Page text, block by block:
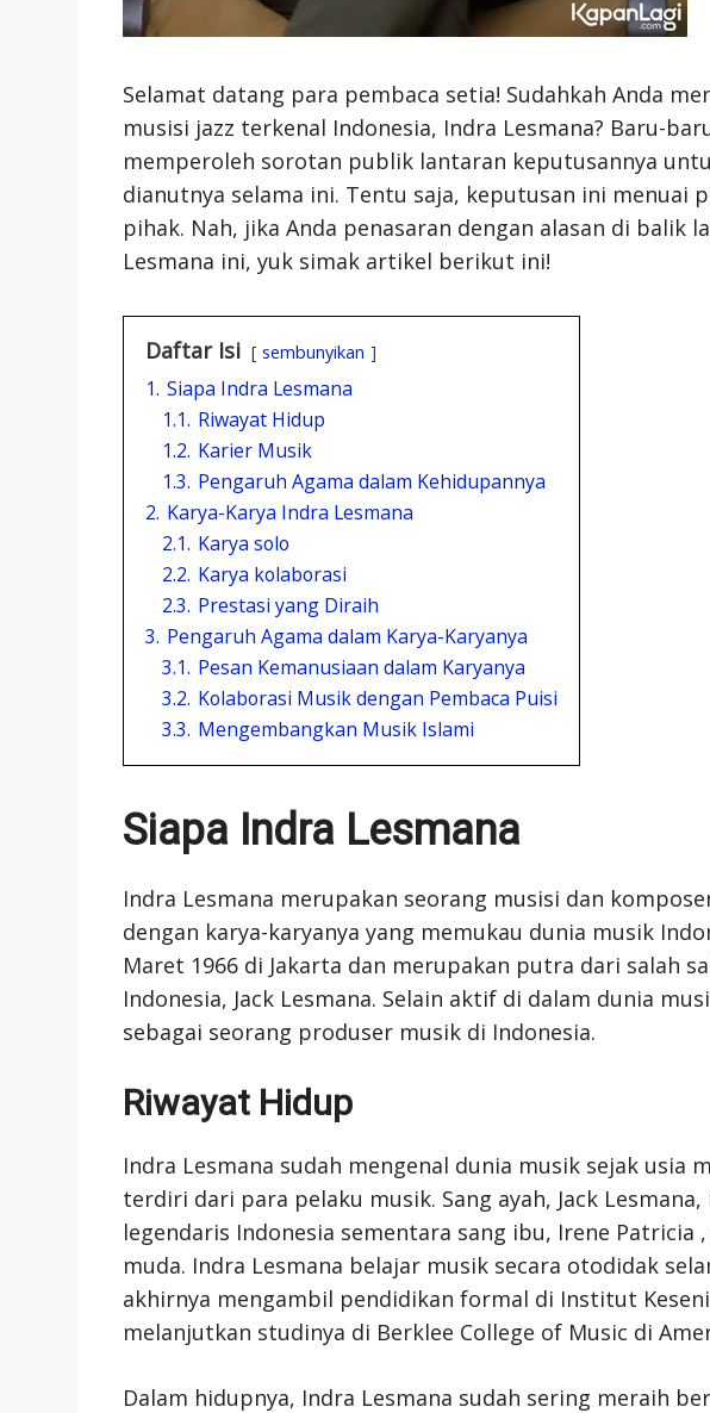
Selamat datang para pembaca setia! Sudahkah Anda
musisi jazz terkenal Indonesia, Indra Lesmana? Baru-
memperoleh sorotan publik lantaran keputusannya
dianutnya selama ini. Tentu saja, keputusan ini menuai
pihak. Nah, jika Anda penasaran dengan alasan di balik
Lesmana ini, yuk simak artikel berikut ini!
Daftar Isi sembunyikan
1. Siapa Indra Lesmana
1.1. Riwayat Hidup
1.2. Karier Musik
1.3. Pengaruh Agama dalam Kehidupannya
2. Karya-Karya Indra Lesmana
2.1. Karya solo
2.2. Karya kolaborasi
2.3. Prestasi yang Diraih
3. Pengaruh Agama dalam Karya-Karyanya
3.1. Pesan Kemanusiaan dalam Karyanya
3.2. Kolaborasi Musik dengan Pembaca Puisi
3.3. Mengembangkan Musik Islami
Siapa Indra Lesmana
Indra Lesmana merupakan seorang musisi dan
dengan karya-karyanya yang memukau dunia musik
Maret 1966 di Jakarta dan merupakan putra dari salah
Indonesia, Jack Lesmana. Selain aktif di dalam dunia
sebagai seorang produser musik di Indonesia.
Riwayat Hidup
Indra Lesmana sudah mengenal dunia musik sejak usia
terdiri dari para pelaku musik. Sang ayah, Jack
legendaris Indonesia sementara sang ibu, Irene Patricia
muda. Indra Lesmana belajar musik secara otodidak
akhirnya mengambil pendidikan formal di Institut
melanjutkan studinya di Berklee College of Music di
Dalam hidupnya, Indra Lesmana sudah sering meraih